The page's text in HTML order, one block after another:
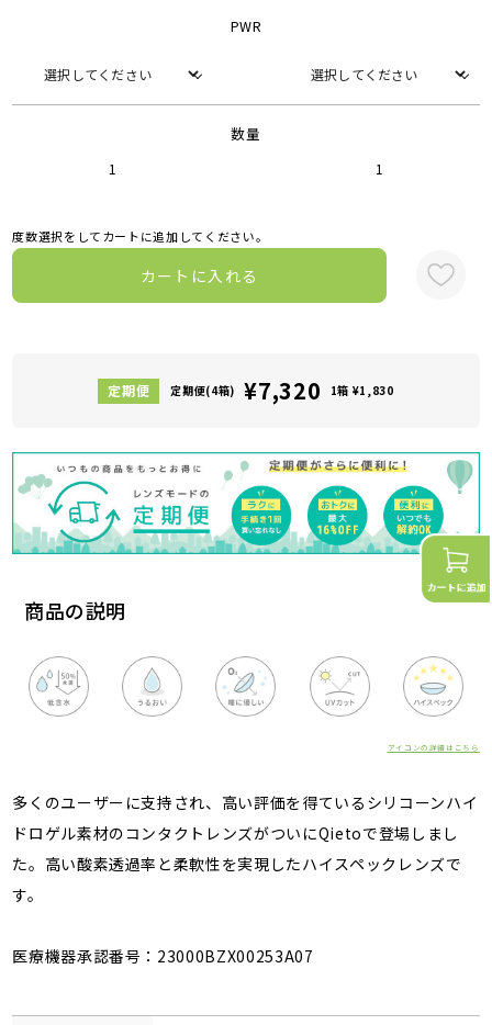
商品の説明
アイコンの詳細はこちら
多くのユーザーに支持され、高い評価を得ているシリコーンハイ
ドロゲル素材のコンタクトレンズがついにQietoで登場しまし
た。高い酸素透過率と柔軟性を実現したハイスペックレンズで
す。
医療機器承認番号：23000BZX00253A07
PWR
数量
1 1
度数選択をしてカートに追加してください。
カートに入れる
定期便(4箱) ¥7,320 1箱 ¥1,830